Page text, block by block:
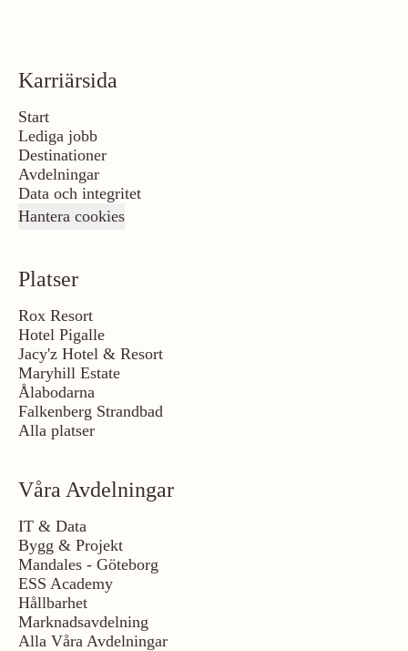
Karriärsida
Start
Lediga jobb
Destinationer
Avdelningar
Data och integritet
Hantera cookies
Platser
Rox Resort
Hotel Pigalle
Jacy'z Hotel & Resort
Maryhill Estate
Ålabodarna
Falkenberg Strandbad
Alla platser
Våra Avdelningar
IT & Data
Bygg & Projekt
Mandales - Göteborg
ESS Academy
Hållbarhet
Marknadsavdelning
Alla Våra Avdelningar